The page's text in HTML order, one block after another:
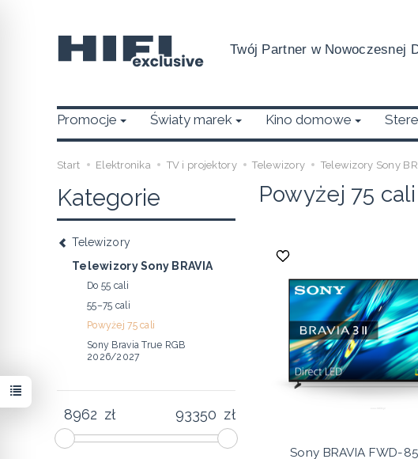
Twój Partner w Nowoczesnej
Promocje Światy marek Kino domowe
Start Elektronika TV i projektory Telewizory Telewizory Sony
Powyżej 75 cali
Sony BRAVIA FWD-
Kategorie
Telewizory
Telewizory Sony BRAVIA
Do 55 cali
55–75 cali
Powyżej 75 cali
Sony Bravia True RGB
2026/2027
zł zł